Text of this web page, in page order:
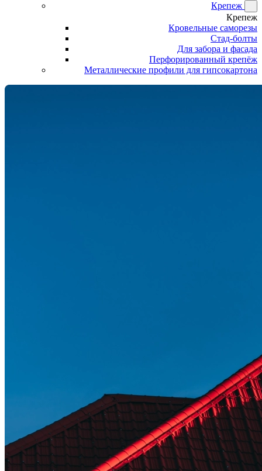
Крепеж
Крепеж
Кровельные саморезы
Стад-болты
Для забора и фасада
Перфорированный крепёж
Металлические профили для гипсокартона